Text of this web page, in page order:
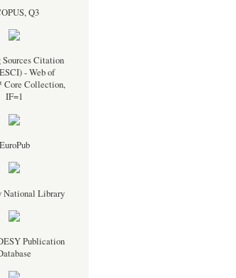
Q3
Sources Citation
- Web of
Collection,
IF=1
EuroPub
National Library
Publication